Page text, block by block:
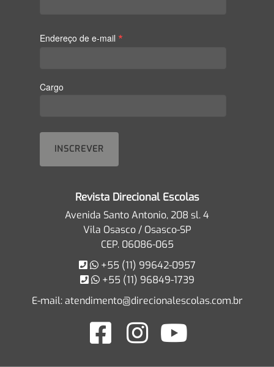
Endereço de e-mail *
Cargo
Revista Direcional Escolas
Avenida Santo Antonio, 208 sl. 4
Vila Osasco / Osasco-SP
CEP. 06086-065
+55 (11) 99642-0957
+55 (11) 96849-1739
E-mail:atendimento@direcionalescolas.com.br